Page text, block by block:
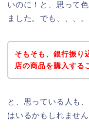
いのに！と、思って
ました。でも、、、。
そもそも、銀行振
店の商品を購入する
と、思っている人も
はいるかもしれません